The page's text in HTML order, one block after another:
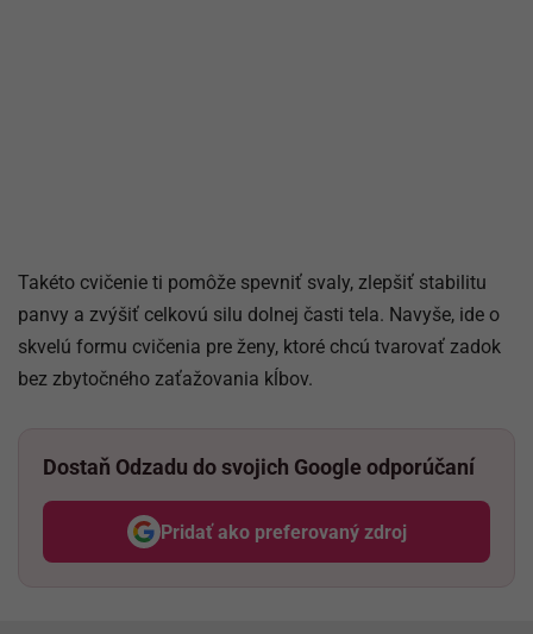
Takéto cvičenie ti pomôže spevniť svaly, zlepšiť stabilitu
panvy a zvýšiť celkovú silu dolnej časti tela. Navyše, ide o
skvelú formu cvičenia pre ženy, ktoré chcú tvarovať zadok
bez zbytočného zaťažovania kĺbov.
Dostaň Odzadu do svojich Google odporúčaní
Pridať ako preferovaný zdroj
Odzadu, odkaz sa otvorí v